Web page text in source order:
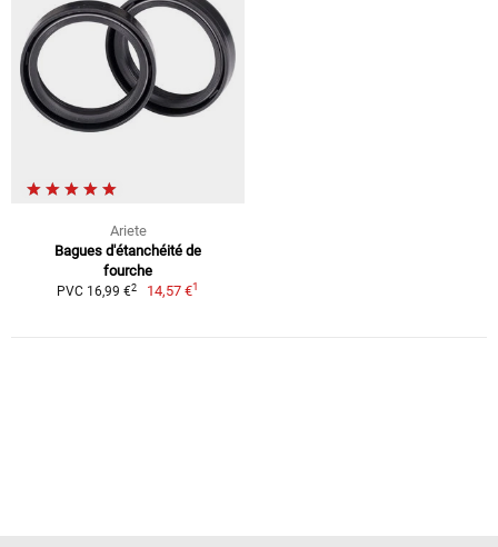
Ariete
Bagues d'étanchéité de
fourche
PVC 16,99 €2 14,57 €1